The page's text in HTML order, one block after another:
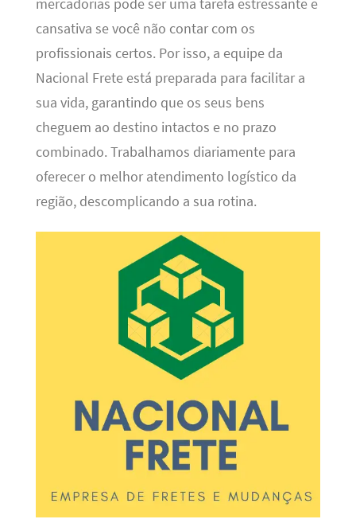
mercadorias pode ser uma tarefa estressante e
cansativa se você não contar com os
profissionais certos. Por isso, a equipe da
Nacional Frete está preparada para facilitar a
sua vida, garantindo que os seus bens
cheguem ao destino intactos e no prazo
combinado. Trabalhamos diariamente para
oferecer o melhor atendimento logístico da
região, descomplicando a sua rotina.